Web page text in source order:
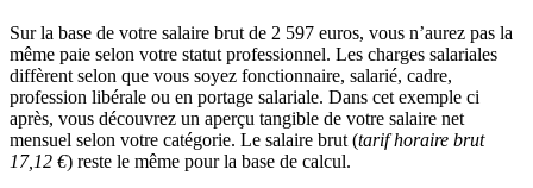
Sur la base de votre salaire brut de 2 597 euros, vous n’aurez pas la
même paie selon votre statut professionnel. Les charges salariales
diffèrent selon que vous soyez fonctionnaire, salarié, cadre,
profession libérale ou en portage salariale. Dans cet exemple ci
après, vous découvrez un aperçu tangible de votre salaire net
mensuel selon votre catégorie. Le salaire brut (tarif horaire brut
17,12 €) reste le même pour la base de calcul.